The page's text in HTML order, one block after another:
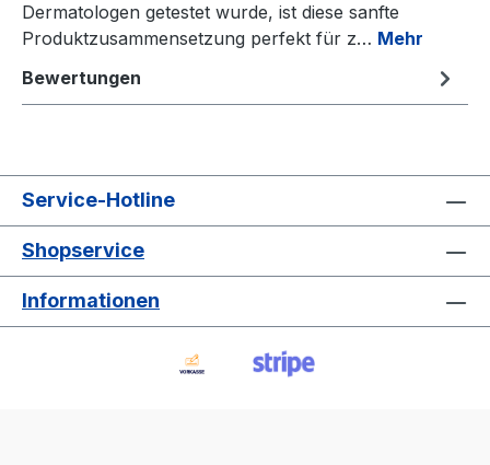
Dermatologen getestet wurde, ist diese sanfte
Produktzusammensetzung perfekt für z… Mehr
Bewertungen
Service-Hotline
Shopservice
Informationen